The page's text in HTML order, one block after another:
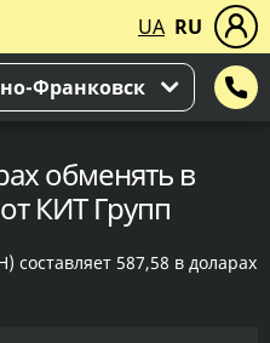
UA RU
Франковск
обменять в
КИТ Групп
составляет 587,58 в доларах